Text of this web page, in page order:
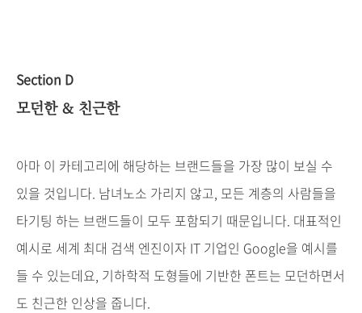
Section D
모던한& 친근한
아마 이 카테고리에 해당하는 브랜드들을 가장 많이 보실 수
있을 것입니다. 남녀노소 가리지 않고, 모든 계층의 사람들을
타기팅 하는 브랜드들이 모두 포함되기 때문입니다. 대표적인
예시로 세계 최대 검색 엔진이자 IT 기업인 Google을 예시를
들 수 있는데요, 기하학적 도형들에 기반한 폰트는 모던하면서
도 친근한 인상을 줍니다.